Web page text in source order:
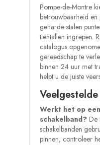
Pompe-de-Montre
betrouwbaarheid
geharde stalen
tientallen ingrepen.
catalogus
gereedschap te
binnen 24 uur met
helpt u de juiste
Werkt het op
schakelband? De
schakelbanden
pinnen; controleer